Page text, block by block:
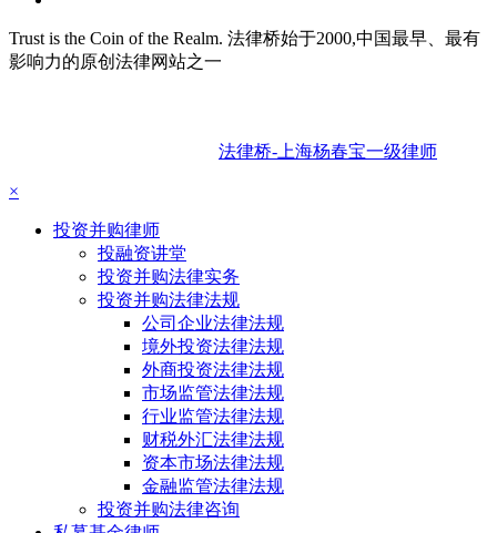
Trust is the Coin of the Realm. 法律桥始于2000,中国最早、最有
影响力的原创法律网站之一
法律桥-上海杨春宝一级律师
×
投资并购律师
投融资讲堂
投资并购法律实务
投资并购法律法规
公司企业法律法规
境外投资法律法规
外商投资法律法规
市场监管法律法规
行业监管法律法规
财税外汇法律法规
资本市场法律法规
金融监管法律法规
投资并购法律咨询